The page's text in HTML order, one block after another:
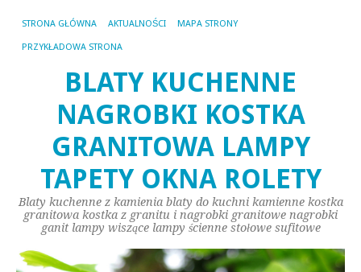
STRONA GŁÓWNA AKTUALNOŚCI MAPA STRONY
PRZYKŁADOWA STRONA
BLATY KUCHENNE
NAGROBKI KOSTKA
GRANITOWA LAMPY
TAPETY OKNA ROLETY
Blaty kuchenne z kamienia blaty do kuchni kamienne kostka
granitowa kostka z granitu i nagrobki granitowe nagrobki
ganit lampy wiszące lampy ścienne stołowe sufitowe